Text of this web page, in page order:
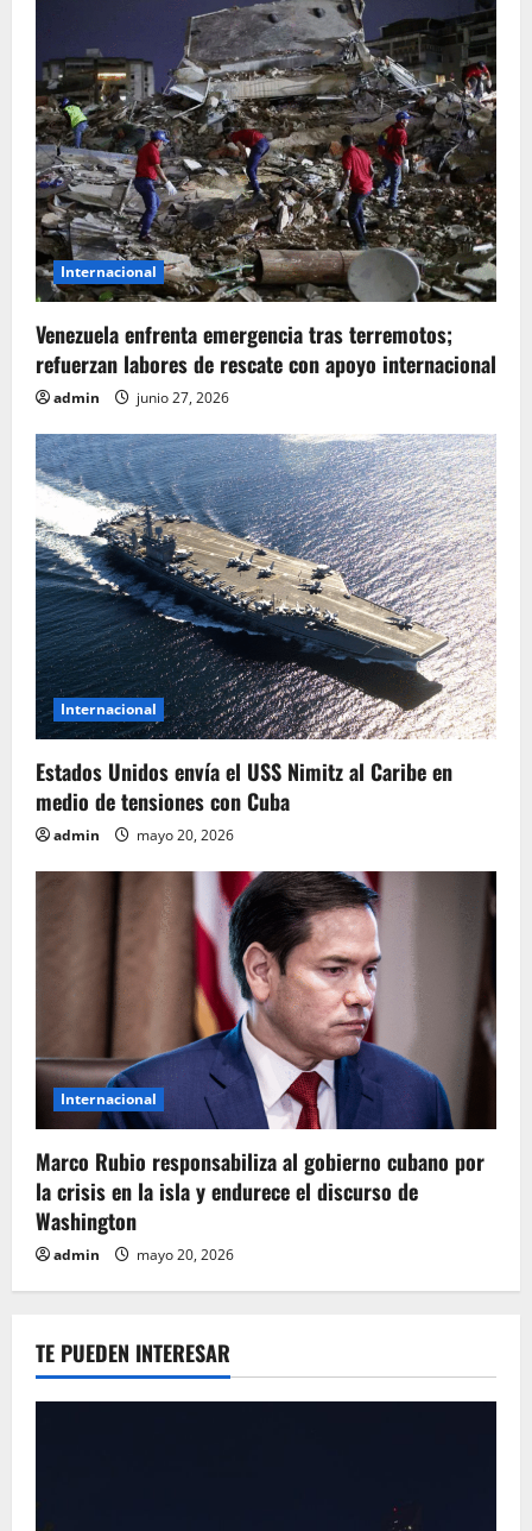
ó
n
d
e
e
n
t
r
a
d
a
s
Internacional
Venezuela enfrenta emergencia tras terremotos;
refuerzan labores de rescate con apoyo internacional
admin junio 27, 2026
Internacional
Estados Unidos envía el USS Nimitz al Caribe en
medio de tensiones con Cuba
admin mayo 20, 2026
Internacional
Marco Rubio responsabiliza al gobierno cubano por
la crisis en la isla y endurece el discurso de
Washington
admin mayo 20, 2026
TE PUEDEN INTERESAR